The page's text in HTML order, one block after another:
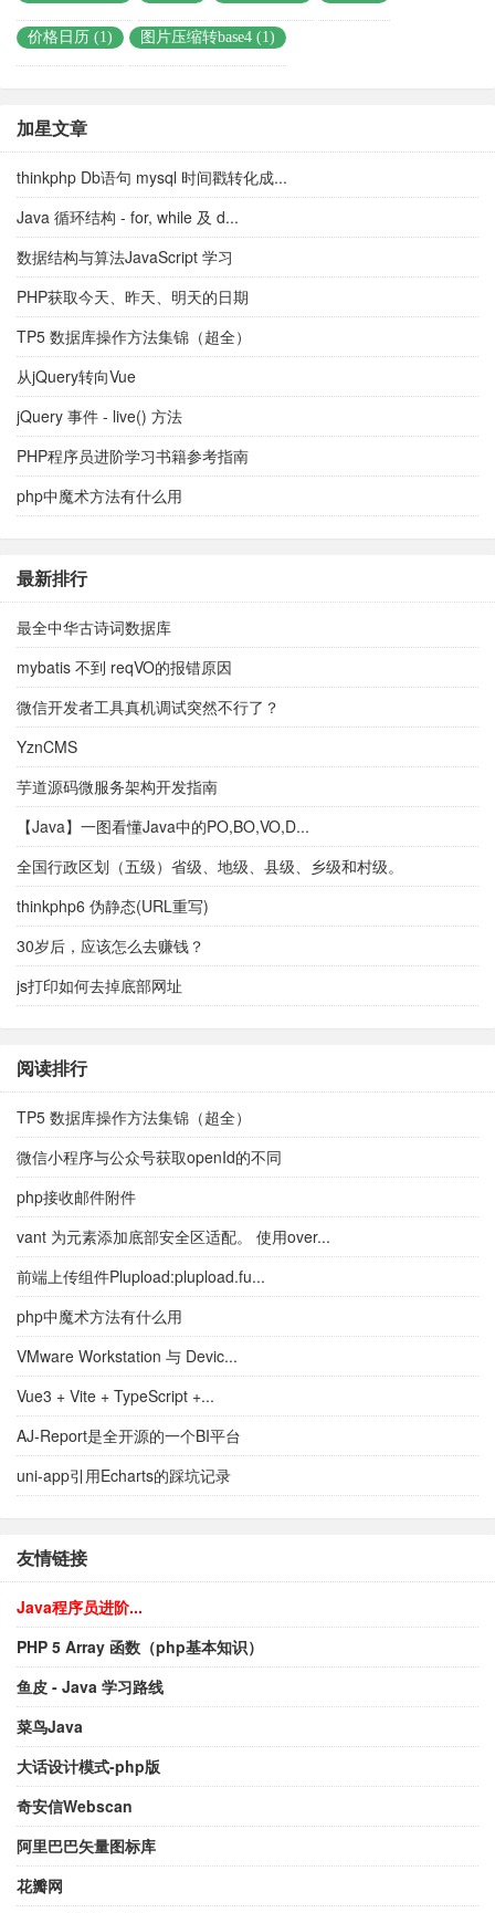
价格日历 (1) 图片压缩转base4 (1)
加星文章
thinkphp Db语句 mysql 时间戳转化成...
Java 循环结构 - for, while 及 d...
数据结构与算法JavaScript 学习
PHP获取今天、昨天、明天的日期
TP5 数据库操作方法集锦（超全）
从jQuery转向Vue
jQuery 事件 - live() 方法
PHP程序员进阶学习书籍参考指南
php中魔术方法有什么用
最新排行
最全中华古诗词数据库
mybatis 不到 reqVO的报错原因
微信开发者工具真机调试突然不行了？
YznCMS
芋道源码微服务架构开发指南
【Java】一图看懂Java中的PO,BO,VO,D...
全国行政区划（五级）省级、地级、县级、乡级和村级。
thinkphp6 伪静态(URL重写)
30岁后，应该怎么去赚钱？
js打印如何去掉底部网址
阅读排行
TP5 数据库操作方法集锦（超全）
微信小程序与公众号获取openId的不同
php接收邮件附件
vant 为元素添加底部安全区适配。 使用over...
前端上传组件Plupload:plupload.fu...
php中魔术方法有什么用
VMware Workstation 与 Devic...
Vue3 + Vite + TypeScript +...
AJ-Report是全开源的一个BI平台
uni-app引用Echarts的踩坑记录
友情链接
Java程序员进阶...
PHP 5 Array 函数（php基本知识）
鱼皮 - Java 学习路线
菜鸟Java
大话设计模式-php版
奇安信Webscan
阿里巴巴矢量图标库
花瓣网